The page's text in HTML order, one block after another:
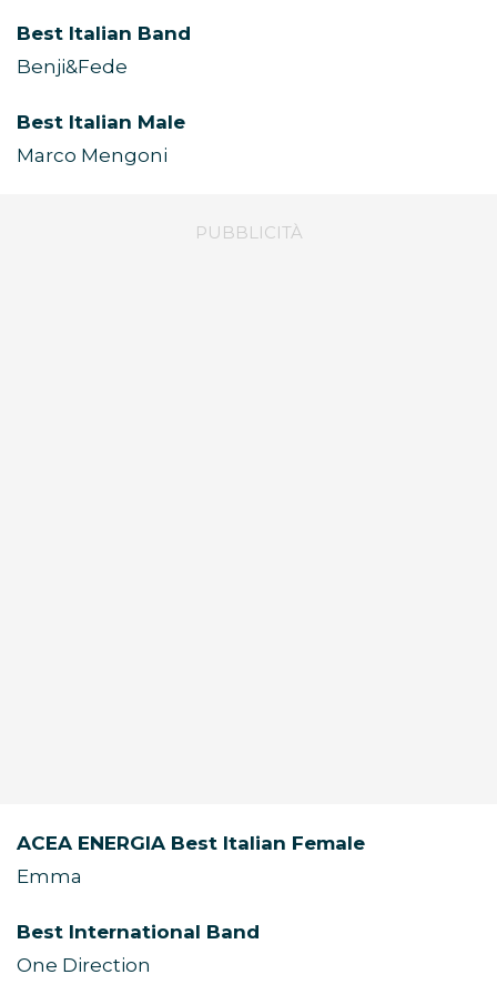
Best Italian Band
Benji&Fede
Best Italian Male
Marco Mengoni
ACEA ENERGIA Best Italian Female
Emma
Best International Band
One Direction